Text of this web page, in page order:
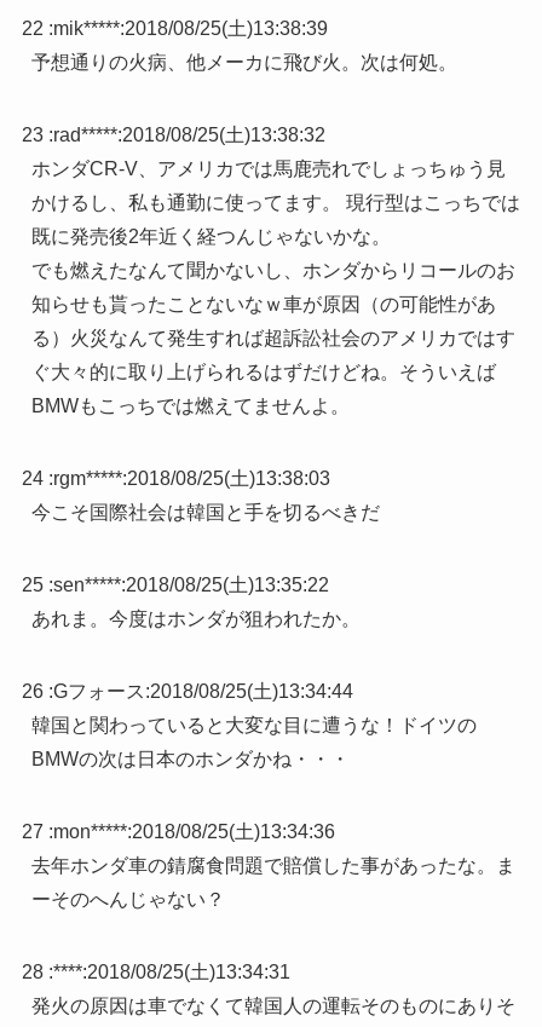
22 :mik*****:2018/08/25(土)13:38:39
予想通りの火病、他メーカに飛び火。次は何処。
23 :rad*****:2018/08/25(土)13:38:32
ホンダCR-V、アメリカでは馬鹿売れでしょっちゅう見
かけるし、私も通勤に使ってます。 現行型はこっちでは
既に発売後2年近く経つんじゃないかな。
でも燃えたなんて聞かないし、ホンダからリコールのお
知らせも貰ったことないなｗ車が原因（の可能性があ
る）火災なんて発生すれば超訴訟社会のアメリカではす
ぐ大々的に取り上げられるはずだけどね。そういえば
BMWもこっちでは燃えてませんよ。
24 :rgm*****:2018/08/25(土)13:38:03
今こそ国際社会は韓国と手を切るべきだ
25 :sen*****:2018/08/25(土)13:35:22
あれま。今度はホンダが狙われたか。
26 :Gフォース:2018/08/25(土)13:34:44
韓国と関わっていると大変な目に遭うな！ドイツの
BMWの次は日本のホンダかね・・・
27 :mon*****:2018/08/25(土)13:34:36
去年ホンダ車の錆腐食問題で賠償した事があったな。ま
ーそのへんじゃない？
28 :****:2018/08/25(土)13:34:31
発火の原因は車でなくて韓国人の運転そのものにありそ